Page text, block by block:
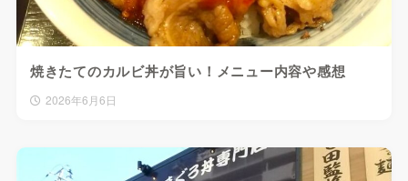
焼きたてのカルビ丼が旨い！メニュー内容や感想
2026年6月6日